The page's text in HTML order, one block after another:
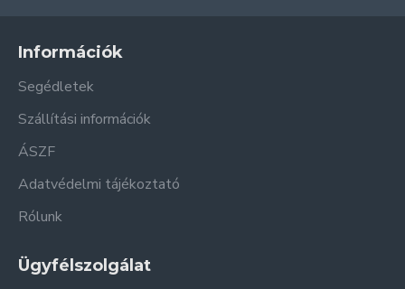
Információk
Segédletek
Szállítási információk
ÁSZF
Adatvédelmi tájékoztató
Rólunk
Ügyfélszolgálat